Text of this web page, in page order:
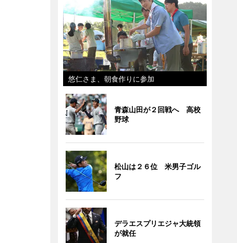
悠仁さま、朝食作りに参加
青森山田が２回戦へ 高校
野球
松山は２６位 米男子ゴル
フ
デラエスプリエジャ大統領
が就任